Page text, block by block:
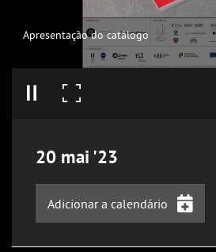
Apresentação do catálogo
20 mai '23
Adicionar a calendário